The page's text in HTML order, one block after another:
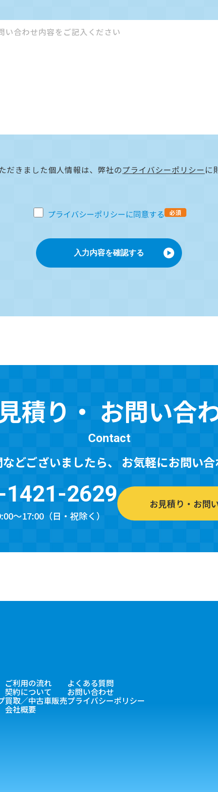
だきました個人情報は、弊社のプライバシーポリシー に
プライバシーポリシーに同意する 必須
入力内容を確認する
積り・ お問い合
Contact
どございましたら、 お気軽にお問い
2629
～17:00（日・祝除く）
お見積り・お問
ご利用の流れ
契約について
買取／中古車販売
会社概要
よくある質問
お問い合わせ
プライバシーポリシー